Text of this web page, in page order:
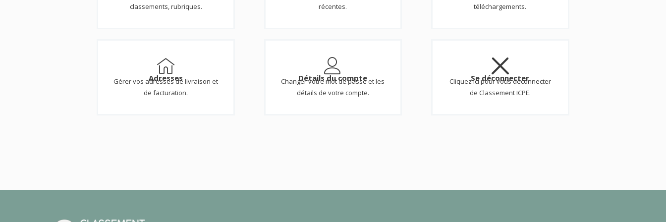
classements, rubriques.
récentes.
téléchargements.
Adresses
Gérer vos adresses de livraison et
de facturation.
Détails du compte
Changer votre mot de passe et les
détails de votre compte.
Se déconnecter
Cliquez ici pour vous déconnecter
de Classement ICPE.